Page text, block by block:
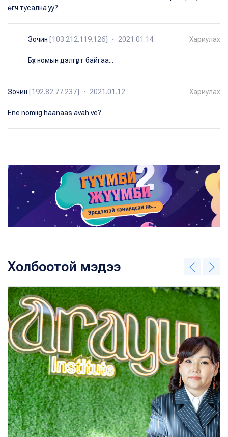
өгч тусална уу?
Зочин [103.212.119.126] ・ 2021.01.14 Хариулах
Бүх номын дэлгүүрт байгаа...
Зочин [192.82.77.237] ・ 2021.01.12 Хариулах
Ene nomiig haanaas avah ve?
Холбоотой мэдээ